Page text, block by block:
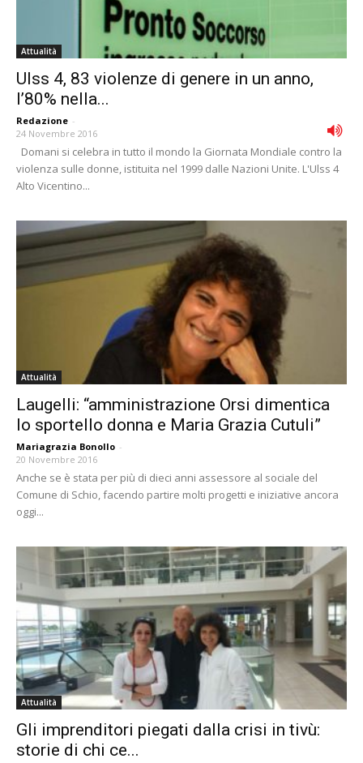
Attualità
Ulss 4, 83 violenze di genere in un anno,
l’80% nella...
Redazione -
24 Novembre 2016
Domani si celebra in tutto il mondo la Giornata Mondiale contro la
violenza sulle donne, istituita nel 1999 dalle Nazioni Unite. L'Ulss 4
Alto Vicentino...
Attualità
Laugelli: “amministrazione Orsi dimentica
lo sportello donna e Maria Grazia Cutuli”
Mariagrazia Bonollo -
20 Novembre 2016
Anche se è stata per più di dieci anni assessore al sociale del
Comune di Schio, facendo partire molti progetti e iniziative ancora
oggi...
Attualità
Gli imprenditori piegati dalla crisi in tivù:
storie di chi ce...